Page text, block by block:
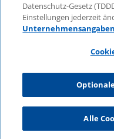
KPMG International
Kunden. Keine
International oder
binden, ebenso wie
autorisiert ist, andere
oder vertraglich zu
Datenschutz-Gesetz
Einstellungen jederzeit
Unternehmensangaben
Alle